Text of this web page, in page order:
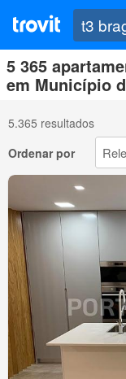
5 365
em Município
5.365 resultados
Ordenar por